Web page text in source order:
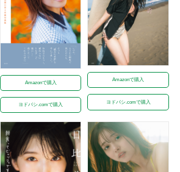
Amazonで購入
ヨドバシ.comで購入
Amazonで購入
ヨドバシ.comで購入